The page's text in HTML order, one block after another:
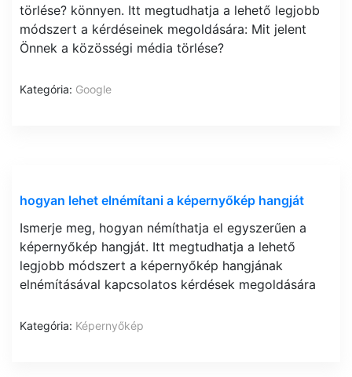
törlése? könnyen. Itt megtudhatja a lehető legjobb
módszert a kérdéseinek megoldására: Mit jelent
Önnek a közösségi média törlése?
Kategória: Google
hogyan lehet elnémítani a képernyőkép hangját
Ismerje meg, hogyan némíthatja el egyszerűen a
képernyőkép hangját. Itt megtudhatja a lehető
legjobb módszert a képernyőkép hangjának
elnémításával kapcsolatos kérdések megoldására
Kategória: Képernyőkép